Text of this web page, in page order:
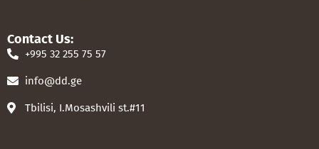
Contact Us:
+995 32 255 75 57
info@dd.ge
Tbilisi, I.Mosashvili st.#11